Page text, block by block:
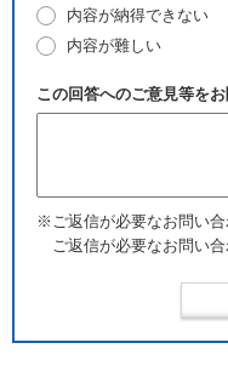
内容が納得できない
内容が難しい
この回答へのご意見等をお
※ご返信が必要なお問い合
ご返信が必要なお問い合